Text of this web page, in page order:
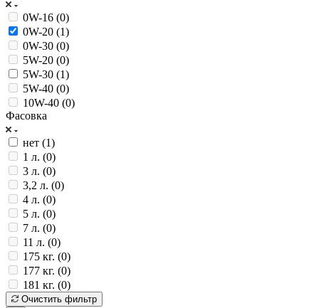
0W-16 (0)
0W-20 (1)
0W-30 (0)
5W-20 (0)
5W-30 (1)
5W-40 (0)
10W-40 (0)
Фасовка
нет (1)
1 л. (0)
3 л. (0)
3,2 л. (0)
4 л. (0)
5 л. (0)
7 л. (0)
11 л. (0)
175 кг. (0)
177 кг. (0)
181 кг. (0)
Очистить фильтр